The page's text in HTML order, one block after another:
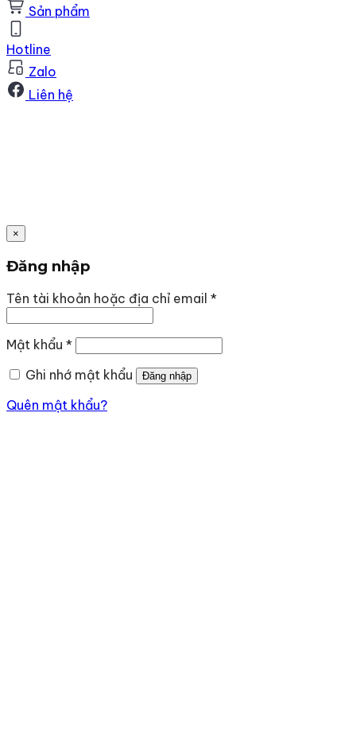
Sản phẩm
Hotline
Zalo
Liên hệ
×
Đăng nhập
Tên tài khoản hoặc địa chỉ email *Bắt
Mật khẩu *Bắt
buộc
Ghi nhớ mật khẩu
Đăng nhập
Quên mật khẩu?